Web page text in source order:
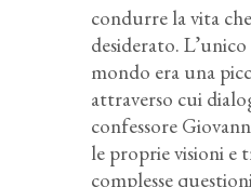
condurre la vita
desiderato.
mondo era una
attraverso cui
confessore
le proprie visioni e
complesse